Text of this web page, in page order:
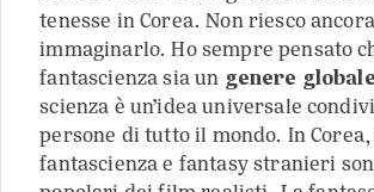
tenesse in Corea. Non riesco
immaginarlo. Ho sempre pensato
fantascienza sia un genere globale
scienza è un’idea universale
persone di tutto il mondo. In
fantascienza e fantasy stranieri